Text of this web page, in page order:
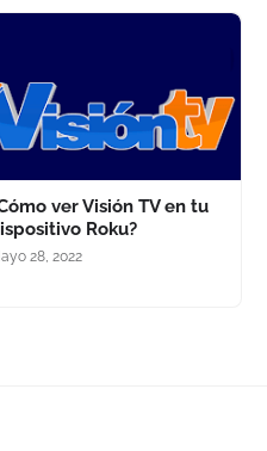
ver Visión TV en tu
Roku?
28, 2022